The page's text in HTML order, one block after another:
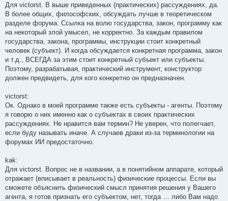
Для victorst. В выше приведенных (практических) рассуждениях, да.
В более общих, философских, обсуждать лучше в теоретическом
разделе форума. Ссылка на волю государства, закон, программу как
на некоторый злой умысел, не корректно. За каждым правилом
государства, закона, программы, инструкции стоит конкретный
человек (субъект). И когда обсуждается конкретная программа, закон
и т.д., ВСЕГДА за этим стоит конкретный субъект или субъекты.
Поэтому, разрабатывая, практический инструмент, конструктор
должен предвидеть, для кого конкретно он предназначен.
victorst:
Ок. Однако в моей программе также есть субъекты - агенты. Поэтому
я говорю о них именно как о субъектах в своих практических
рассуждениях. Не нравится вам термин? Не уверен, что полегчает,
если буду называть иначе. А случаев драки из-за терминологии на
форумах ИИ предостаточно.
kak:
Для victorst. Вопрос не в названии, а в понятийном аппарате, который
отражает (вписывает в реальность) физические процессы. Если вы
сможете объяснить физический смысл принятия решения у Вашего
агента, я готов признать его субъектом, нет, тогда … либо Вам надо